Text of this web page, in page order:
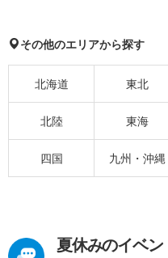
その他のエリアから探す
北海道 東北
北陸 東海
四国 九州・沖縄
夏休みのイベ